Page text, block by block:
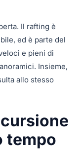
Il rafting è
ed è parte del
e pieni di
Insieme,
allo stesso
tempo